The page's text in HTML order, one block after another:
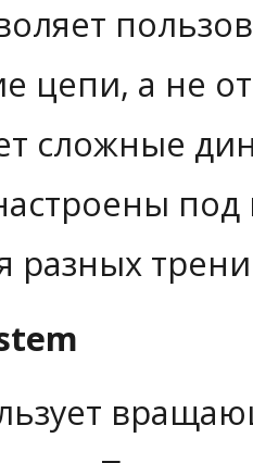
цепи, а не
сложные
разных